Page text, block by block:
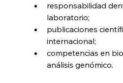
responsabilidad
laboratorio;
publicaciones
internacional;
competencias en
análisis genómico.